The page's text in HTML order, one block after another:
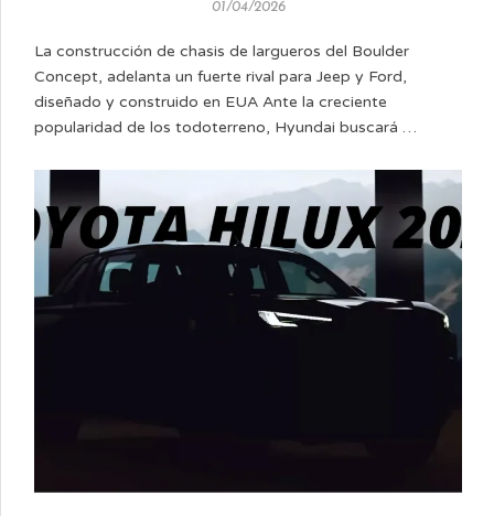
01/04/2026
La construcción de chasis de largueros del Boulder
Concept, adelanta un fuerte rival para Jeep y Ford,
diseñado y construido en EUA Ante la creciente
popularidad de los todoterreno, Hyundai buscará …